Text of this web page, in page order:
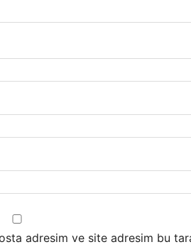
adresim ve site adresim bu